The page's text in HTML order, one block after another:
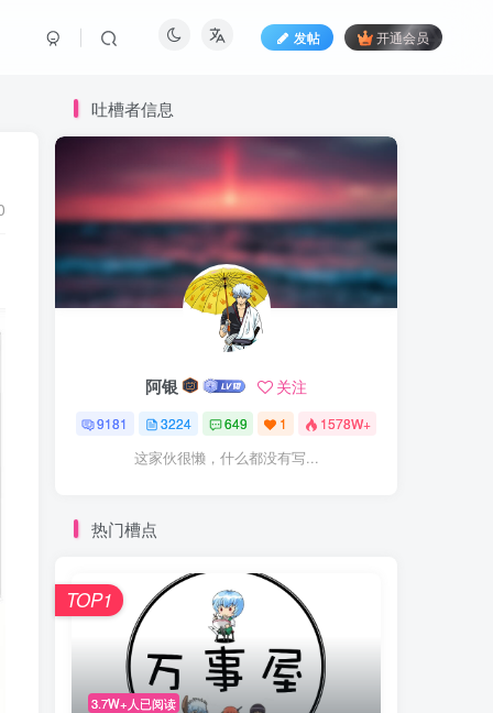
发帖 开通会员
吐槽者信息
阿银 关注
9181 3224 649 1 1578W+
这家伙很懒，什么都没有写...
热门槽点
3.7W+人已阅读
TOP1